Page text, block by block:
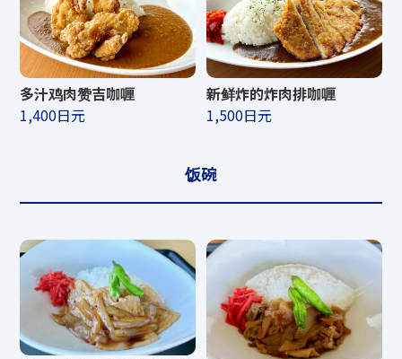
多汁鸡肉赞吉咖喱
1,400日元
新鲜炸的炸肉排咖喱
1,500日元
饭碗